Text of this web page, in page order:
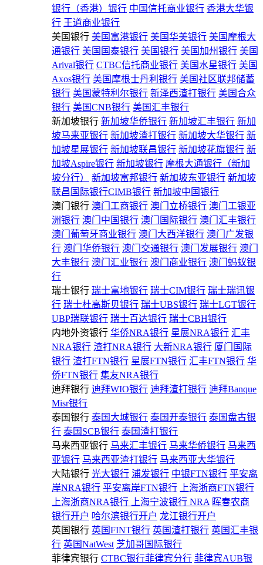
银行（香港）银行 中国信托商业银行 香港大华银
行 王道商业银行
美国银行 美国富港银行 美国华美银行 美国摩根大
通银行 美国国泰银行 美国银行 美国加州银行 美国
Arival银行 CTBC信托商业银行 美国水星银行 美国
Axos银行 美国摩根士丹利银行 美国社区联邦储蓄
银行 美国蒙特利尔银行 新泽西渣打银行 美国合众
银行 美国CNB银行 美国汇丰银行
新加坡银行 新加坡华侨银行 新加坡汇丰银行 新加
坡马来亚银行 新加坡渣打银行 新加坡大华银行 新
加坡星展银行 新加坡联昌银行 新加坡花旗银行 新
加坡Aspire银行 新加坡银行 摩根大通银行（新加
坡分行）
新加坡富邦银行 新加坡东亚银行 新加坡
联昌国际银行CIMB银行 新加坡中国银行
澳门银行 澳门工商银行 澳门立桥银行 澳门工银亚
洲银行 澳门中国银行 澳门国际银行 澳门汇丰银行
澳门葡萄牙商业银行 澳门大西洋银行 澳门广发银
行 澳门华侨银行 澳门交通银行 澳门发展银行 澳门
大丰银行 澳门汇业银行 澳门商业银行 澳门蚂蚁银
行
瑞士银行 瑞士富地银行 瑞士CIM银行 瑞士瑞讯银
行 瑞士杜高斯贝银行 瑞士UBS银行 瑞士LGT银行
UBP瑞联银行 瑞士百达银行 瑞士CBH银行
内地外资银行 华侨NRA银行 星展NRA银行 汇丰
NRA银行 渣打NRA银行 大新NRA银行 厦门国际
银行 渣打FTN银行 星展FTN银行 汇丰FTN银行 华
侨FTN银行 集友NRA银行
迪拜银行 迪拜WIO银行 迪拜渣打银行 迪拜Banque
Misr银行
泰国银行 泰国大城银行 泰国开泰银行 泰国盘古银
行 泰国SCB银行 泰国渣打银行
马来西亚银行 马来汇丰银行 马来华侨银行 马来西
亚银行 马来西亚渣打银行 马来西亚大华银行
大陆银行 光大银行 浦发银行 中银FTN银行 平安离
岸NRA银行 平安离岸FTN银行
上海浙商FTN银行
上海浙商NRA银行
上海宁波银行 NRA 晖春农商
银行开户 哈尔滨银行开户 龙江银行开户
英国银行 英国FINT银行 英国渣打银行 英国汇丰银
行 英国NatWest 芝加哥国际银行
菲律宾银行 CTBC银行菲律宾分行 菲律宾AUB银